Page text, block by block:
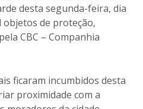
desta segunda-feira, dia
objetos de proteção,
CBC – Companhia
ficaram incumbidos desta
proximidade com a